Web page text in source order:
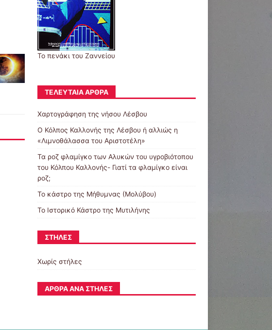
Το πενάκι του Ζαννείου
ΤΕΛΕΥΤΑΊΑ ΆΡΘΡΑ
Χαρτογράφηση της νήσου Λέσβου
Ο Κόλπος Καλλονής της Λέσβου ή αλλιώς η
«Λιμνοθάλασσα του Αριστοτέλη»
Τα ροζ φλαμίγκο των Αλυκών του υγροβιότοπου
του Κόλπου Καλλονής- Γιατί τα φλαμίγκο είναι
ροζ;
To κάστρο της Μήθυμνας (Μολύβου)
Το Ιστορικό Κάστρο της Μυτιλήνης
ΣΤΉΛΕΣ
Χωρίς στήλες
ΆΡΘΡΑ ΑΝΆ ΣΤΉΛΕΣ